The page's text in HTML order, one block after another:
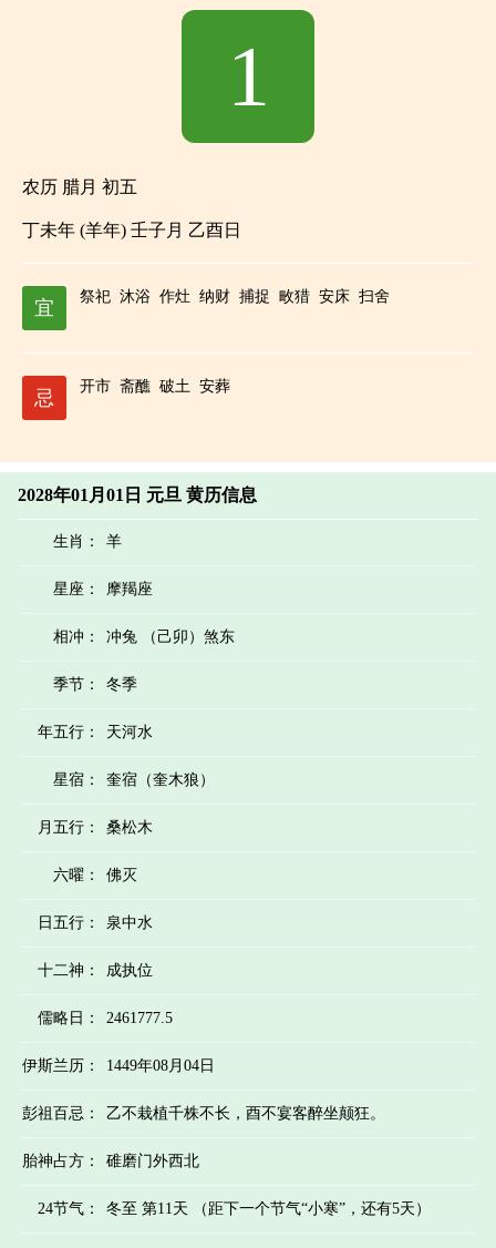
1
农历 腊月 初五
丁未年 (羊年) 壬子月 乙酉日
宜
祭祀 沐浴 作灶 纳财 捕捉 畋猎 安床 扫舍
忌
开市 斋醮 破土 安葬
2028年01月01日 元旦 黄历信息
生肖： 羊
星座： 摩羯座
相冲： 冲兔 （己卯）煞东
季节： 冬季
年五行： 天河水
星宿： 奎宿（奎木狼）
月五行： 桑松木
六曜： 佛灭
日五行： 泉中水
十二神： 成执位
儒略日： 2461777.5
伊斯兰历： 1449年08月04日
彭祖百忌： 乙不栽植千株不长，酉不宴客醉坐颠狂。
胎神占方： 碓磨门外西北
24节气： 冬至 第11天 （距下一个节气“小寒”，还有5天）